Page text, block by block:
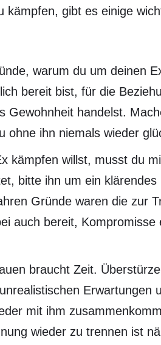
gibt es einige
warum du um deinen
bereit bist, für die
Gewohnheit handelst.
ihn niemals wieder
kämpfen willst, musst du
bitte ihn um ein
Gründe waren die zur
auch bereit, Kompromisse
braucht Zeit.
Erwartungen
mit ihm
wieder zu trennen ist